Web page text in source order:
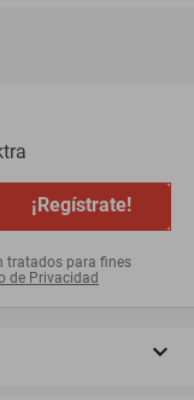
¡Regístrate!
tratados para fines
de Privacidad